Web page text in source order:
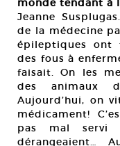
monde tendant à
Jeanne
de la médecine
épileptiques ont
des fous à
faisait. On les
des animaux
Aujourd’hui, on
médicament!
pas mal servi
dérangeaient…